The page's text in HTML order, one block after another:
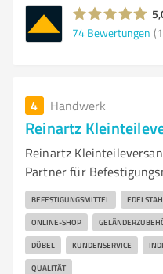
74 Bewertungen
4 Handwerk
Reinartz
Reinartz
Partner für
BEFESTIGUNGSMITTEL
ONLINE-SHOP
DÜBEL KUNDENSERVICE
QUALITÄT